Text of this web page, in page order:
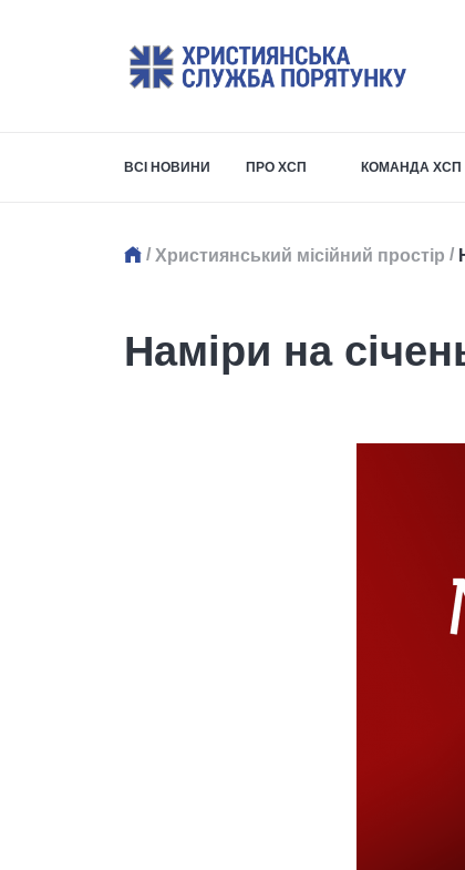
ВСІ НОВИНИ ПРО ХСП КОМАНДА ХСП
/ Християнський місійний простір /
Наміри на